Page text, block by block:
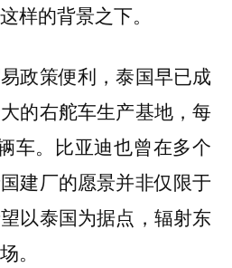
样的背景之下。
政策便利，泰国早已成
的右舵车生产基地，每
车。比亚迪也曾在多个
建厂的愿景并非仅限于
以泰国为据点，辐射东
。